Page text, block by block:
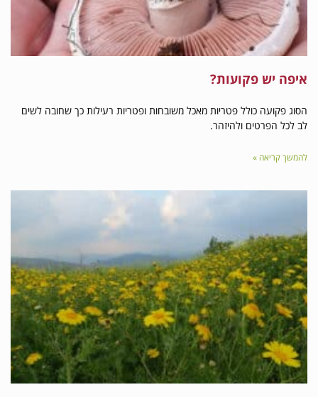
פקועות?
כולל פטריות מאכל משובחות ופטריות רעילות כך שחובה לשים
ולהיזהר.
»